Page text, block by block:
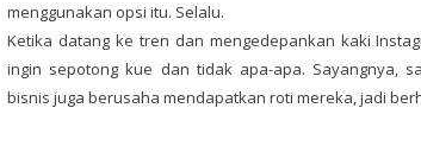
menggunakan opsi itu. Selalu.
Ketika datang ke tren dan mengedepankan kaki
ingin sepotong kue dan tidak apa-apa. Sayangnya,
bisnis juga berusaha mendapatkan roti mereka, jadi